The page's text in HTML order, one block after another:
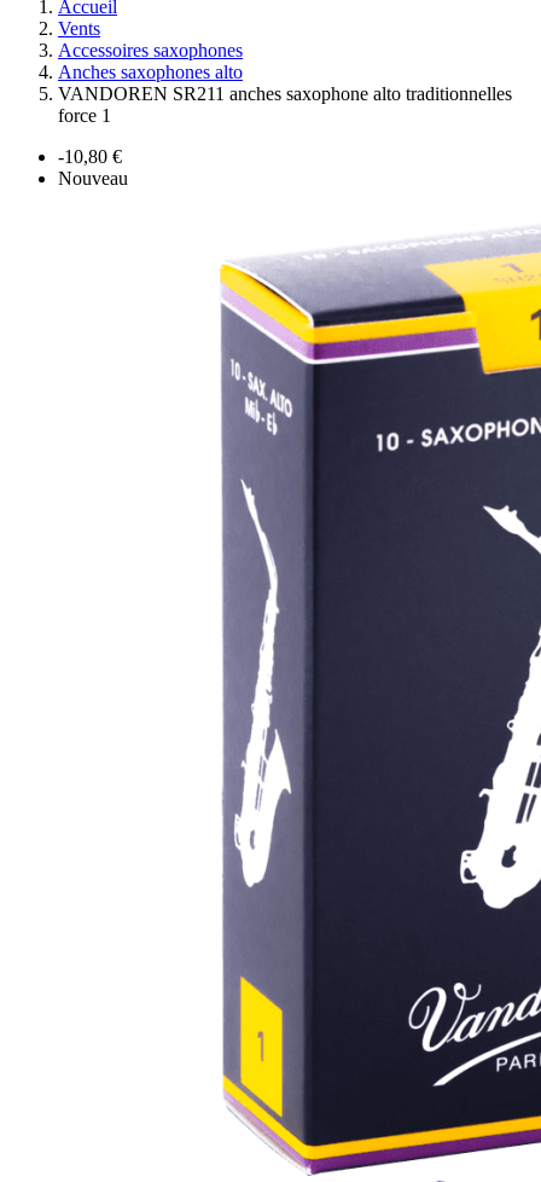
Accueil
Vents
Accessoires saxophones
Anches saxophones alto
VANDOREN SR211 anches saxophone alto traditionnelles
force 1
-10,80 €
Nouveau